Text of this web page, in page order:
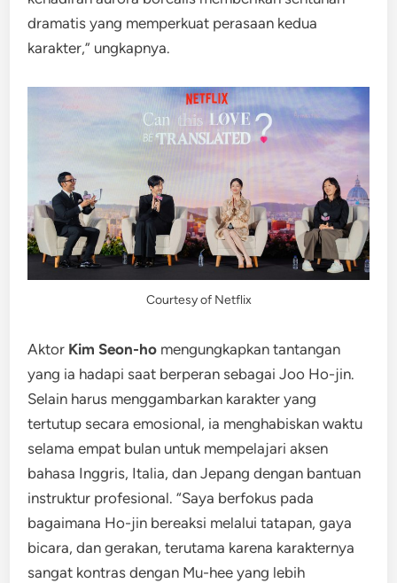
dramatis yang memperkuat perasaan kedua
karakter,” ungkapnya.
Courtesy of Netflix
Aktor Kim Seon-ho mengungkapkan tantangan
yang ia hadapi saat berperan sebagai Joo Ho-jin.
Selain harus menggambarkan karakter yang
tertutup secara emosional, ia menghabiskan waktu
selama empat bulan untuk mempelajari aksen
bahasa Inggris, Italia, dan Jepang dengan bantuan
instruktur profesional. “Saya berfokus pada
bagaimana Ho-jin bereaksi melalui tatapan, gaya
bicara, dan gerakan, terutama karena karakternya
sangat kontras dengan Mu-hee yang lebih